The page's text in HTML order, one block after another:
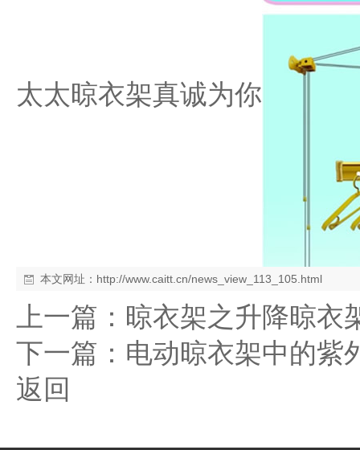
太太晾衣架真诚为你
本文网址： http://www.caitt.cn/news_view_113_105.html
上一篇： 晾衣架之升降晾衣
下一篇： 电动晾衣架中的紫
返回